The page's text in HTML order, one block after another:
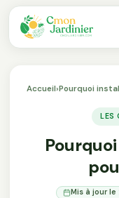
Accueil›Pourquoi
LES
Mis à jour